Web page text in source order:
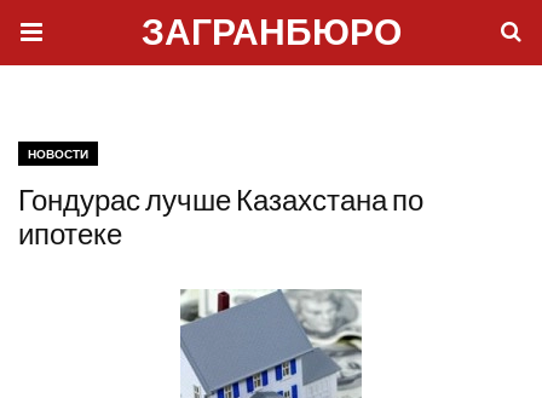
ЗАГРАНБЮРО
НОВОСТИ
Гондурас лучше Казахстана по
ипотеке